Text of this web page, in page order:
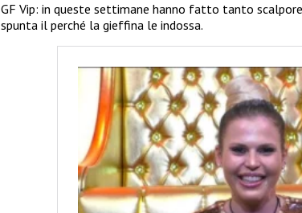
GF Vip: in queste settimane hanno fatto tanto
spunta il perché la gieffina le indossa.